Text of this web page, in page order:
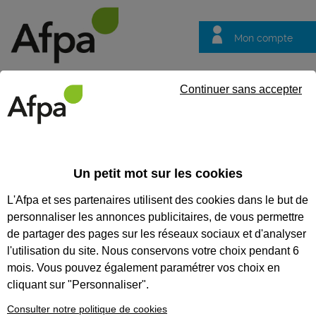
Mon compte
questions
IDÉES MÉTIERS
Recherchez un métier
Tout supprimer
Un petit mot sur les cookies
L'Afpa et ses partenaires utilisent des cookies dans le but de
personnaliser les annonces publicitaires, de vous permettre
de partager des pages sur les réseaux sociaux et d'analyser
l'utilisation du site. Nous conservons votre choix pendant 6
mois. Vous pouvez également paramétrer vos choix en
cliquant sur "Personnaliser".
Consulter notre politique de cookies
Continuer sans accepter